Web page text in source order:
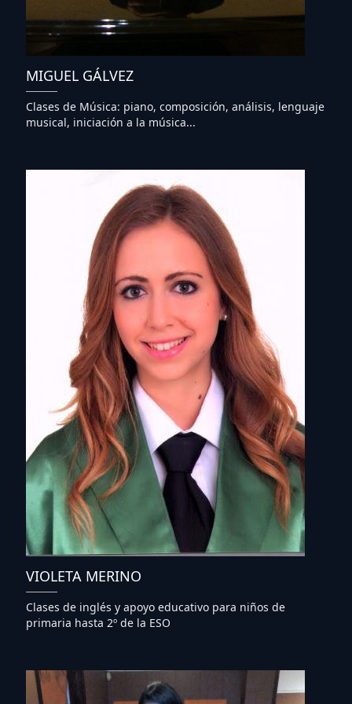
MIGUEL GÁLVEZ
Clases de Música: piano, composición, análisis, lenguaje
musical, iniciación a la música...
VIOLETA MERINO
Clases de inglés y apoyo educativo para niños de
primaria hasta 2º de la ESO